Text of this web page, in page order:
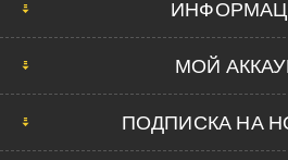
МОЙ
ПОДПИСКА НА